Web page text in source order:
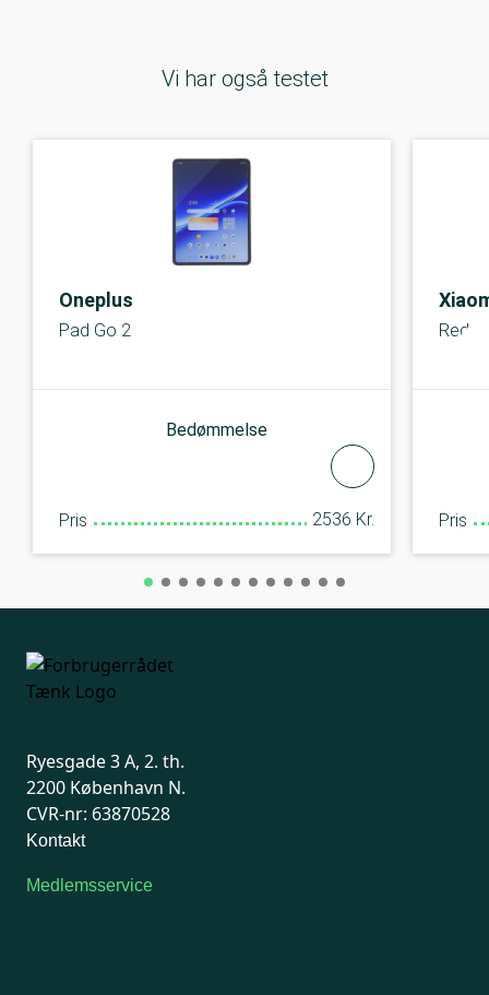
Vi har også testet
Oneplus
Pad Go 2
Bedømmelse
Pris 2536 Kr. Pris
Ryesgade 3 A, 2. th.
2200 København N.
CVR-nr: 63870528
Kontakt
Medlemsservice